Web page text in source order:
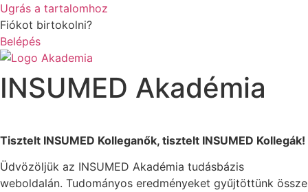
Ugrás a tartalomhoz
Fiókot birtokolni?
Belépés
INSUMED Akadémia
Tisztelt INSUMED Kolleganők, tisztelt INSUMED Kollegák!
Üdvözöljük az INSUMED Akadémia tudásbázis
weboldalán. Tudományos eredményeket gyűjtöttünk össze